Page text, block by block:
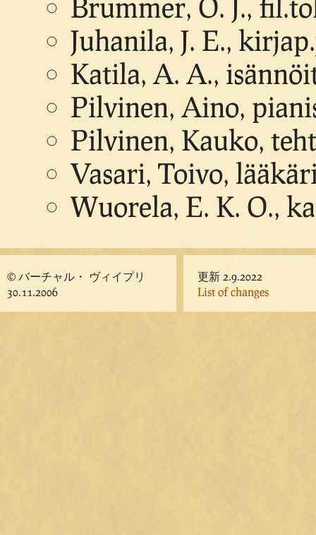
Juhanila, J. E.,
Katila, A. A.,
Pilvinen, Aino,
Pilvinen, Kauko,
Vasari, Toivo,
Wuorela, E. K. O.,
© バーチャル・ ヴィイプリ
30.11.2006
更新 2.9.2022
List of changes